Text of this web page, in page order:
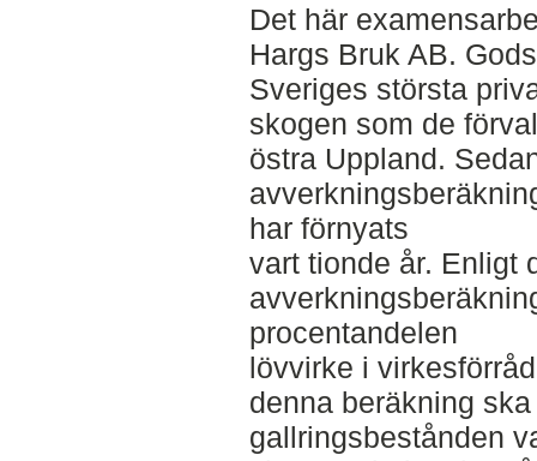
Det här
Hargs Bruk AB.
Sveriges största
skogen som de
östra Uppland.
har förnyats
vart tionde år. Enligt
procentandelen
lövvirke i
denna beräkning
gallringsbestånden